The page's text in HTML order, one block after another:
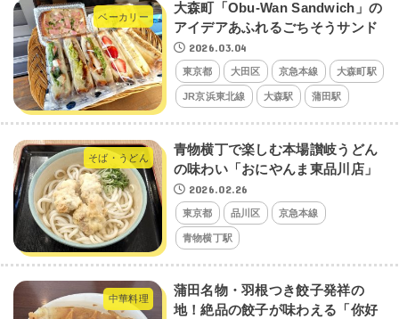
ベーカリー
大森町「Obu-Wan Sandwich」の
アイデアあふれるごちそうサンド
2026.03.04
東京都 大田区 京急本線 大森町駅
JR京浜東北線 大森駅 蒲田駅
そば・うどん
青物横丁で楽しむ本場讃岐うどん
の味わい「おにやんま東品川店」
2026.02.26
東京都 品川区 京急本線
青物横丁駅
中華料理
蒲田名物・羽根つき餃子発祥の
地！絶品の餃子が味わえる「你好